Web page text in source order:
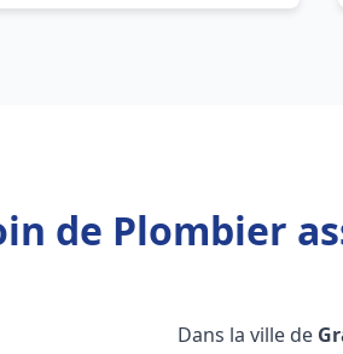
de Plombier
Dans la ville de